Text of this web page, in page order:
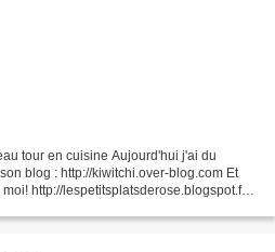
tour en cuisine Aujourd'hui j'ai du
blog : http://kiwitchi.over-blog.com Et
http://lespetitsplatsderose.blogspot.fr